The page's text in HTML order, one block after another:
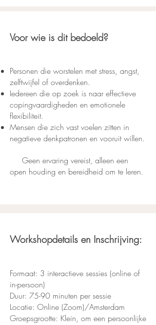
Voor wie is dit bedoeld?
Personen die worstelen met stress, angst,
zelftwijfel of overdenken.
Iedereen die op zoek is naar effectieve
copingvaardigheden en emotionele
flexibiliteit.
Mensen die zich vast voelen zitten in
negatieve denkpatronen en vooruit willen.
Geen ervaring vereist, alleen een
open houding en bereidheid om te leren.
Workshopdetails en Inschrijving:
Formaat: 3 interactieve sessies (online of
in-persoon)
Duur: 75-90 minuten per sessie
Locatie: Online (Zoom)/Amsterdam
Groepsgrootte: Klein, om een persoonlijke